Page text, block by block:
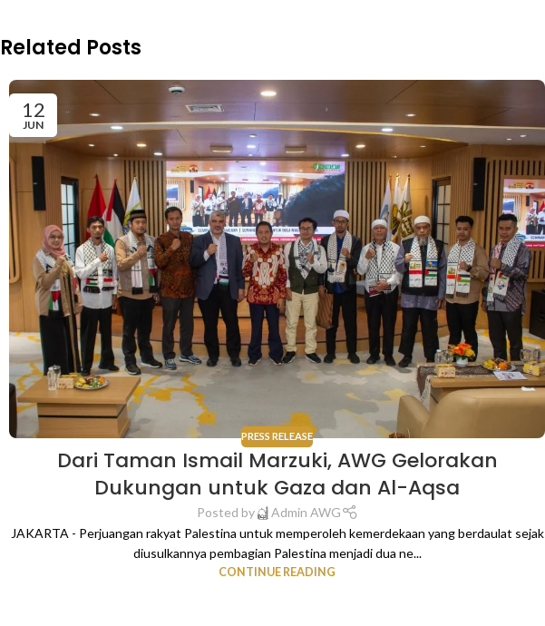
Related Posts
12
JUN
PRESS RELEASE
Dari Taman Ismail Marzuki, AWG Gelorakan
Dukungan untuk Gaza dan Al-Aqsa
Posted by
Admin AWG
JAKARTA - Perjuangan rakyat Palestina untuk memperoleh kemerdekaan yang berdaulat sejak
diusulkannya pembagian Palestina menjadi dua ne...
CONTINUE READING